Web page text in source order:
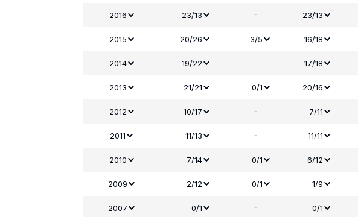
2016 23/13 - 23/13
2015 20/26 3/5 16/18
2014 19/22 - 17/18
2013 21/21 0/1 20/16
2012 10/17 - 7/11
2011 11/13 - 11/11
2010 7/14 0/1 6/12
2009 2/12 0/1 1/9
2007 0/1 - 0/1